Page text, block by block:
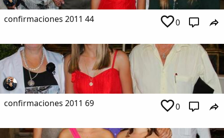
confirmaciones 2011 44 0
confirmaciones 2011 69 0